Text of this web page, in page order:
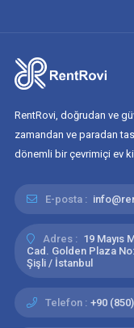
RentRovi, doğrudan ve
zamandan ve paradan
dönemli bir çevrimiçi ev
E-posta :
Adres : 19 Mayıs
Cad. Golden Plaza
Şişli / İstanbul
Telefon : +90